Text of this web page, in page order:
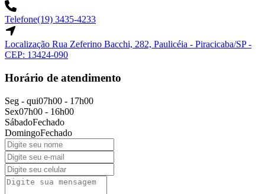
Telefone(19) 3435-4233
Localização Rua Zeferino Bacchi, 282, Paulicéia - Piracicaba/SP -
CEP: 13424-090
Horário de atendimento
Seg - qui07h00 - 17h00
Sex07h00 - 16h00
SábadoFechado
DomingoFechado